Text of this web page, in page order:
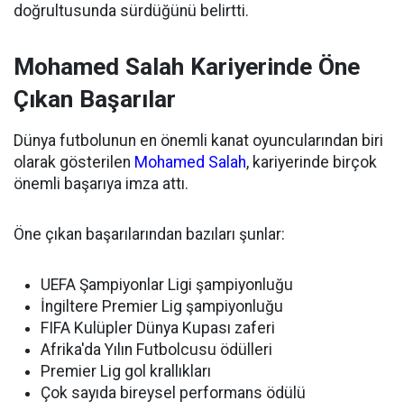
doğrultusunda sürdüğünü belirtti.
Mohamed Salah Kariyerinde Öne
Çıkan Başarılar
Dünya futbolunun en önemli kanat oyuncularından biri
olarak gösterilen Mohamed Salah, kariyerinde birçok
önemli başarıya imza attı.
Öne çıkan başarılarından bazıları şunlar:
UEFA Şampiyonlar Ligi şampiyonluğu
İngiltere Premier Lig şampiyonluğu
FIFA Kulüpler Dünya Kupası zaferi
Afrika'da Yılın Futbolcusu ödülleri
Premier Lig gol krallıkları
Çok sayıda bireysel performans ödülü